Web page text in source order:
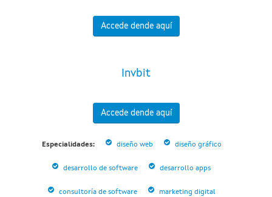
Accede dende aquí
Invbit
Accede dende aquí
Especialidades: diseño web diseño gráfico
desarrollo de software desarrollo apps
consultoría de software marketing digital